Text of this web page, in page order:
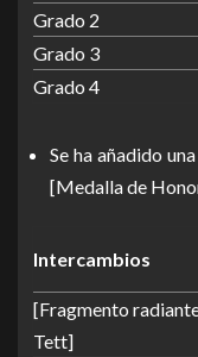
Grado 2
Grado 3
Grado 4
Se ha añadido
[Medalla de
Intercambios
[Fragmento
Tett]